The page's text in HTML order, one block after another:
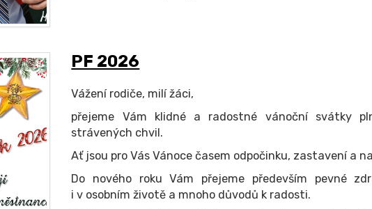
PF 2026
Vážení rodiče, milí žáci,
přejeme Vám klidné a radostné vánoční svátky
strávených chvil.
Ať jsou pro Vás Vánoce časem odpočinku, zastavení a
Do nového roku Vám přejeme především pevné
i v osobním životě a mnoho důvodů k radosti.